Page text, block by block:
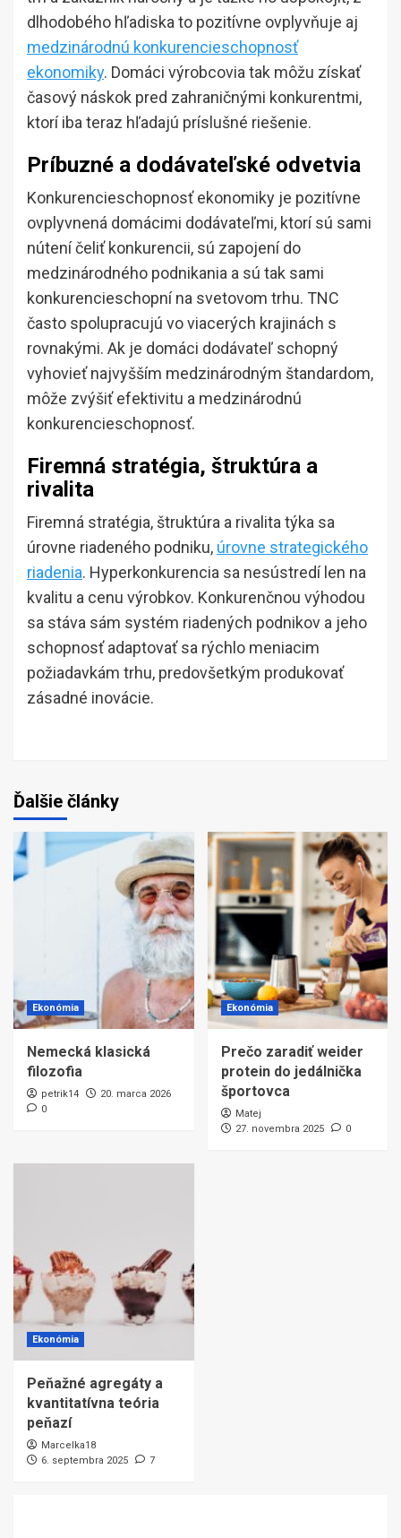
dlhodobého hľadiska to pozitívne ovplyvňuje aj
medzinárodnú konkurencieschopnosť
ekonomiky. Domáci výrobcovia tak môžu získať
časový náskok pred zahraničnými konkurentmi,
ktorí iba teraz hľadajú príslušné riešenie.
Príbuzné a dodávateľské odvetvia
Konkurencieschopnosť ekonomiky je pozitívne
ovplyvnená domácimi dodávateľmi, ktorí sú sami
nútení čeliť konkurencii, sú zapojení do
medzinárodného podnikania a sú tak sami
konkurencieschopní na svetovom trhu. TNC
často spolupracujú vo viacerých krajinách s
rovnakými. Ak je domáci dodávateľ schopný
vyhovieť najvyšším medzinárodným štandardom,
môže zvýšiť efektivitu a medzinárodnú
konkurencieschopnosť.
Firemná stratégia, štruktúra a
rivalita
Firemná stratégia, štruktúra a rivalita týka sa
úrovne riadeného podniku, úrovne strategického
riadenia. Hyperkonkurencia sa nesústredí len na
kvalitu a cenu výrobkov. Konkurenčnou výhodou
sa stáva sám systém riadených podnikov a jeho
schopnosť adaptovať sa rýchlo meniacim
požiadavkám trhu, predovšetkým produkovať
zásadné inovácie.
Ďalšie články
Ekonómia
Nemecká klasická
filozofia
petrik14
20. marca 2026
0
Ekonómia
Prečo zaradiť weider
protein do jedálnička
športovca
Matej
27. novembra 2025
0
Ekonómia
Peňažné agregáty a
kvantitatívna teória
peňazí
Marcelka18
6. septembra 2025
7